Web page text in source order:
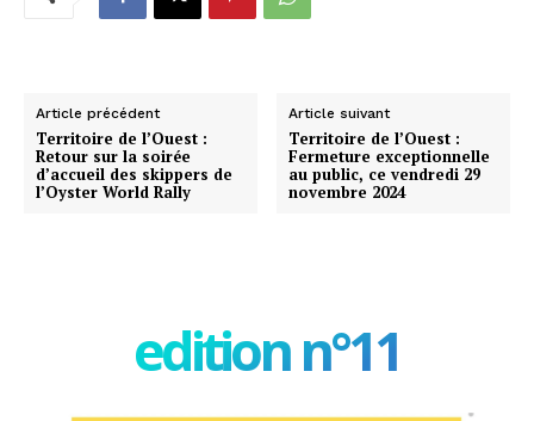
Article précédent
Territoire de l’Ouest :
Retour sur la soirée
d’accueil des skippers de
l’Oyster World Rally
Article suivant
Territoire de l’Ouest :
Fermeture exceptionnelle
au public, ce vendredi 29
novembre 2024
edition n°11